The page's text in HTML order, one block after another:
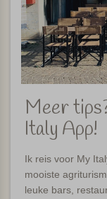
Meer
Italy App!
Ik reis voor My
mooiste
leuke bars,